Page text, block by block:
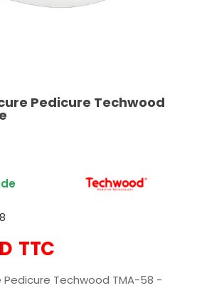
Pedicure Techwood
TTC
Techwood TMA-58 -